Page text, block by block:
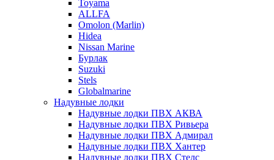
Toyama
ALLFA
Omolon (Marlin)
Hidea
Nissan Marine
Бурлак
Suzuki
Stels
Globalmarine
Надувные лодки
Надувные лодки ПВХ АКВА
Надувные лодки ПВХ Ривьера
Надувные лодки ПВХ Адмирал
Надувные лодки ПВХ Хантер
Надувные лодки ПВХ Стелс